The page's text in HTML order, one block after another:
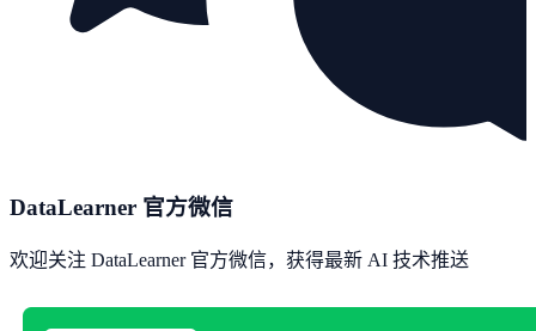
DataLearner 官方微信
欢迎关注 DataLearner 官方微信，获得最新 AI 技术推送